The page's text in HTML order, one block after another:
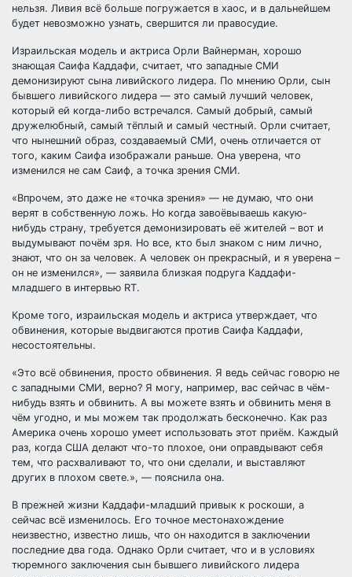
нельзя. Ливия всё больше погружается в хаос, и в дальнейшем
будет невозможно узнать, свершится ли правосудие.
Израильская модель и актриса Орли Вайнерман, хорошо
знающая Саифа Каддафи, считает, что западные СМИ
демонизируют сына ливийского лидера. По мнению Орли, сын
бывшего ливийского лидера — это самый лучший человек,
который ей когда-либо встречался. Самый добрый, самый
дружелюбный, самый тёплый и самый честный. Орли считает,
что нынешний образ, создаваемый СМИ, очень отличается от
того, каким Саифа изображали раньше. Она уверена, что
изменился не сам Саиф, а точка зрения СМИ.
«Впрочем, это даже не «точка зрения» — не думаю, что они
верят в собственную ложь. Но когда завоёвываешь какую-
нибудь страну, требуется демонизировать её жителей – вот и
выдумывают почём зря. Но все, кто был знаком с ним лично,
знают, что он за человек. А человек он прекрасный, и я уверена –
он не изменился», — заявила близкая подруга Каддафи-
младшего в интервью RT.
Кроме того, израильская модель и актриса утверждает, что
обвинения, которые выдвигаются против Саифа Каддафи,
несостоятельны.
«Это всё обвинения, просто обвинения. Я ведь сейчас говорю не
с западными СМИ, верно? Я могу, например, вас сейчас в чём-
нибудь взять и обвинить. А вы можете взять и обвинить меня в
чём угодно, и мы можем так продолжать бесконечно. Как раз
Америка очень хорошо умеет использовать этот приём. Каждый
раз, когда США делают что-то плохое, они оправдывают себя
тем, что расхваливают то, что они сделали, и выставляют
других в плохом свете.», — пояснила она.
В прежней жизни Каддафи-младший привык к роскоши, а
сейчас всё изменилось. Его точное местонахождение
неизвестно, известно лишь, что он находится в заключении
последние два года. Однако Орли считает, что и в условиях
тюремного заключения сын бывшего ливийского лидера